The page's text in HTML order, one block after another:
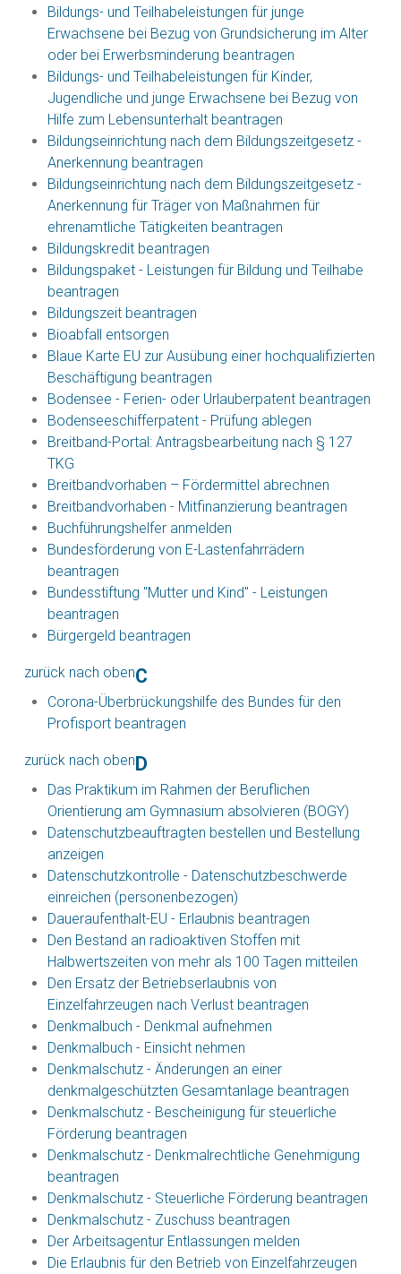
Bildungs- und Teilhabeleistungen für junge
Erwachsene bei Bezug von Grundsicherung im Alter
oder bei Erwerbsminderung beantragen
Bildungs- und Teilhabeleistungen für Kinder,
Jugendliche und junge Erwachsene bei Bezug von
Hilfe zum Lebensunterhalt beantragen
Bildungseinrichtung nach dem Bildungszeitgesetz -
Anerkennung beantragen
Bildungseinrichtung nach dem Bildungszeitgesetz -
Anerkennung für Träger von Maßnahmen für
ehrenamtliche Tätigkeiten beantragen
Bildungskredit beantragen
Bildungspaket - Leistungen für Bildung und Teilhabe
beantragen
Bildungszeit beantragen
Bioabfall entsorgen
Blaue Karte EU zur Ausübung einer hochqualifizierten
Beschäftigung beantragen
Bodensee - Ferien- oder Urlauberpatent beantragen
Bodenseeschifferpatent - Prüfung ablegen
Breitband-Portal: Antragsbearbeitung nach § 127
TKG
Breitbandvorhaben – Fördermittel abrechnen
Breitbandvorhaben - Mitfinanzierung beantragen
Buchführungshelfer anmelden
Bundesförderung von E-Lastenfahrrädern
beantragen
Bundesstiftung "Mutter und Kind" - Leistungen
beantragen
Bürgergeld beantragen
zurück nach obenC
Corona-Überbrückungshilfe des Bundes für den
Profisport beantragen
zurück nach obenD
Das Praktikum im Rahmen der Beruflichen
Orientierung am Gymnasium absolvieren (BOGY)
Datenschutzbeauftragten bestellen und Bestellung
anzeigen
Datenschutzkontrolle - Datenschutzbeschwerde
einreichen (personenbezogen)
Daueraufenthalt-EU - Erlaubnis beantragen
Den Bestand an radioaktiven Stoffen mit
Halbwertszeiten von mehr als 100 Tagen mitteilen
Den Ersatz der Betriebserlaubnis von
Einzelfahrzeugen nach Verlust beantragen
Denkmalbuch - Denkmal aufnehmen
Denkmalbuch - Einsicht nehmen
Denkmalschutz - Änderungen an einer
denkmalgeschützten Gesamtanlage beantragen
Denkmalschutz - Bescheinigung für steuerliche
Förderung beantragen
Denkmalschutz - Denkmalrechtliche Genehmigung
beantragen
Denkmalschutz - Steuerliche Förderung beantragen
Denkmalschutz - Zuschuss beantragen
Der Arbeitsagentur Entlassungen melden
Die Erlaubnis für den Betrieb von Einzelfahrzeugen